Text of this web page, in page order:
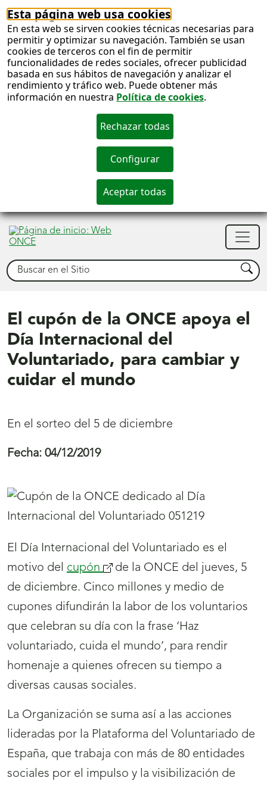
Esta página web usa cookies
En esta web se sirven cookies técnicas necesarias para
permitir y optimizar su navegación. También se usan
cookies de terceros con el fin de permitir
funcionalidades de redes sociales, ofrecer publicidad
basada en sus hábitos de navegación y analizar el
rendimiento y tráfico web. Puede obtener más
información en nuestra Política de cookies.
Buscar Buscar
El cupón de la ONCE apoya el
Día Internacional del
Voluntariado, para cambiar y
cuidar el mundo
En el sorteo del 5 de diciembre
Fecha: 04/12/2019
El Día Internacional del Voluntariado es el
motivo del cupón
de la ONCE del jueves, 5
de diciembre. Cinco millones y medio de
cupones difundirán la labor de los voluntarios
que celebran su día con la frase ‘Haz
voluntariado, cuida el mundo’, para rendir
homenaje a quienes ofrecen su tiempo a
diversas causas sociales.
La Organización se suma así a las acciones
lideradas por la Plataforma del Voluntariado de
España, que trabaja con más de 80 entidades
sociales por el impulso y la visibilización de